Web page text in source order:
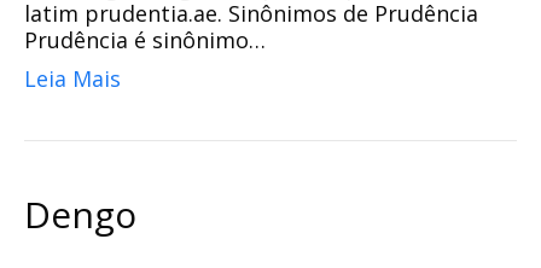
latim prudentia.ae. Sinônimos de Prudência
Prudência é sinônimo…
Leia Mais
Dengo